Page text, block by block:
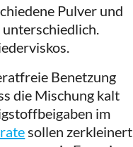
Pulver und
Benetzung
die Mischung kalt
im
sollen zerkleinert